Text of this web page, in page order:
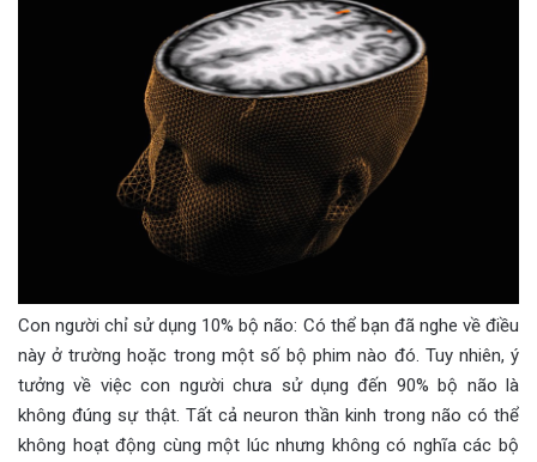
Con người chỉ sử dụng 10% bộ não: Có thể bạn đã nghe về điều
này ở trường hoặc trong một số bộ phim nào đó. Tuy nhiên, ý
tưởng về việc con người chưa sử dụng đến 90% bộ não là
không đúng sự thật. Tất cả neuron thần kinh trong não có thể
không hoạt động cùng một lúc nhưng không có nghĩa các bộ